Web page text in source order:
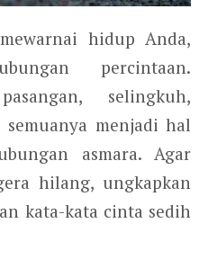
hidup Anda,
percintaan.
selingkuh,
semuanya menjadi hal
asmara. Agar
hilang, ungkapkan
kata-kata cinta sedih